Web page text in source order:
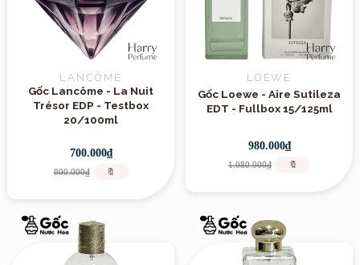
LANCÔME
Gốc Lancôme - La Nuit
Trésor EDP - Testbox
20/100ml
700.000₫
800.000₫ 🔖
LOEWE
Gốc Loewe - Aire Sutileza
EDT - Fullbox 15/125ml
980.000₫
1.080.000₫ 🔖